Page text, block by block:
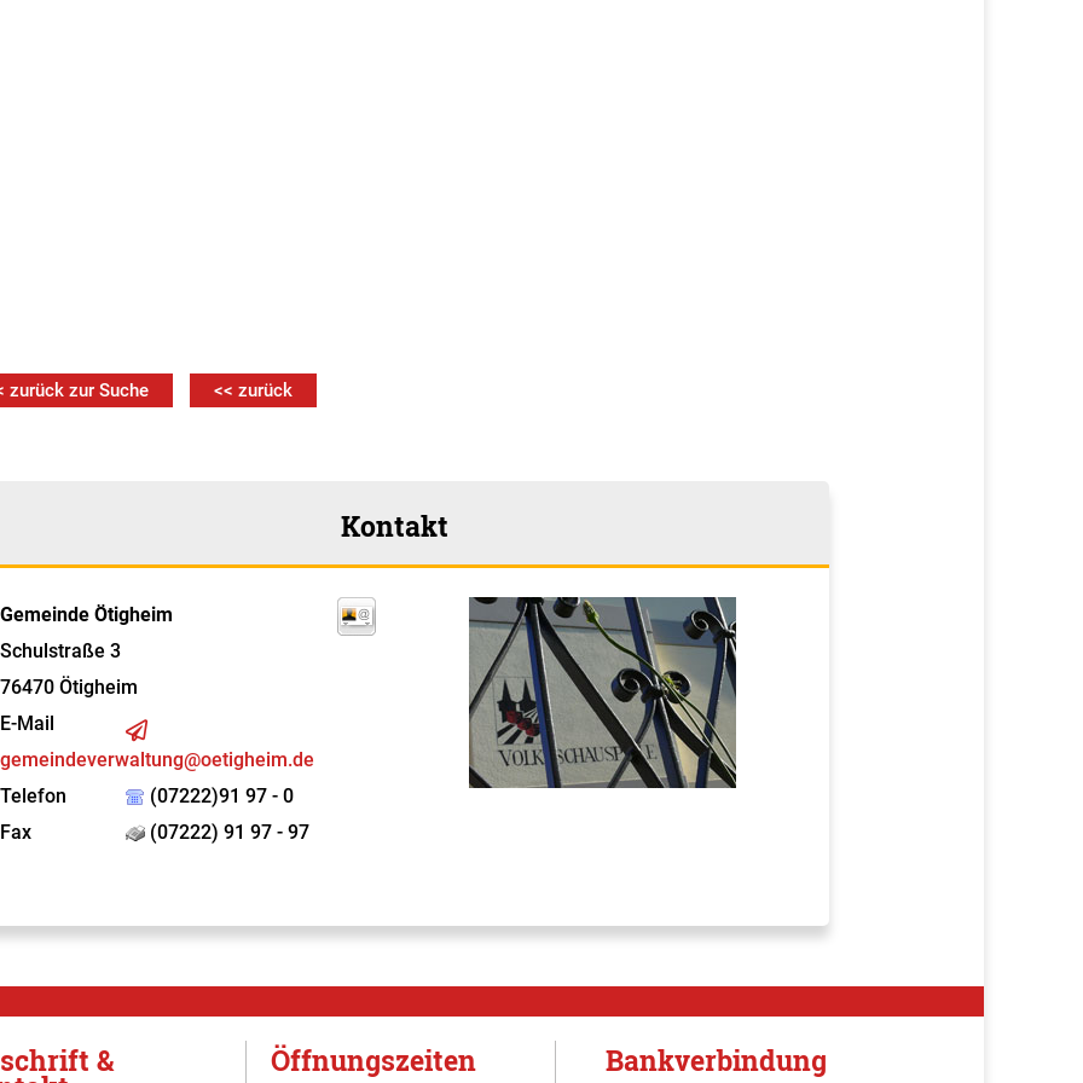
zurück zur Suche << zurück
Kontakt
Gemeinde Ötigheim
Schulstraße 3
76470 Ötigheim
E-Mail
gemeindeverwaltung@oetigheim.de
Telefon
(07222)91 97 - 0
Fax
(07222) 91 97 - 97
& Öffnungszeiten Bankverbindung